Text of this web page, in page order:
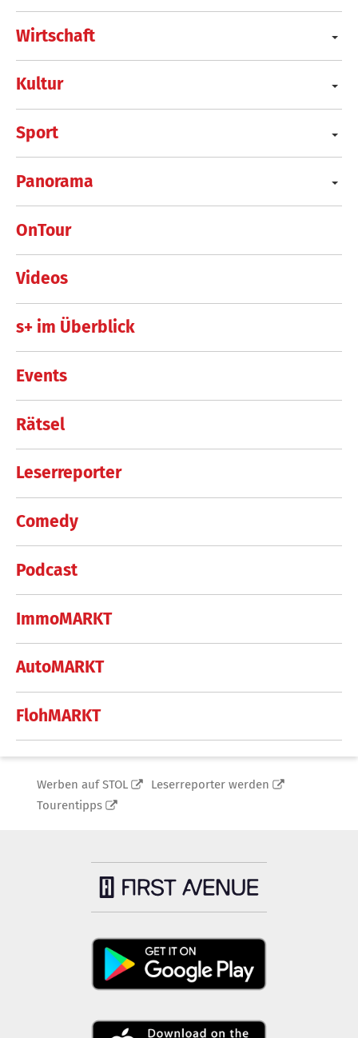
Wirtschaft
Kultur
Sport
Panorama
OnTour
Videos
s+ im Überblick
Events
Rätsel
Leserreporter
Comedy
Podcast
ImmoMARKT
AutoMARKT
FlohMARKT
Werben auf STOL
Leserreporter werden
Tourentipps